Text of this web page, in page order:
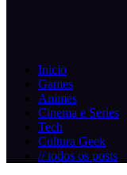
Inicio
Games
Animes
Cinema e Series
Tech
Cultura Geek
// todos os posts